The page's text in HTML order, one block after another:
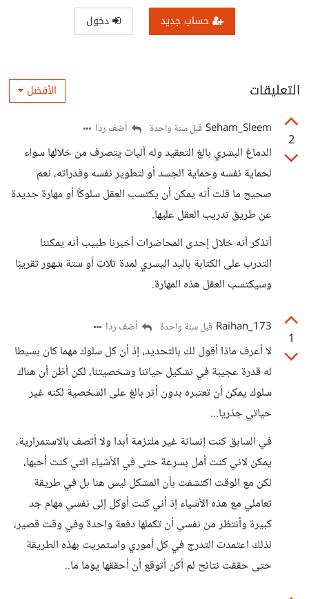
حساب جديد دخول
التعليقات الأفضل
2
Seham_Sleem قبل سنة واحدة أضف ردا
الدماغ البشري بالغ التعقيد وله آليات يتصرف من خلالها سواء
لحماية نفسه وحماية الجسد أو لتطوير نفسه وقدراته، نعم
صحيح ما قلت أنه يمكن أن يكتسب العقل سلوكًا أو مهارة جديدة
عن طريق تدريب العقل عليها.
أتذكر أنه خلال إحدى المحاضرات أخبرنا طبيب أنه يمكننا
التدرب على الكتابة باليد اليسري لمدة ثلاث أو ستة شهور تقريبًا
وسيكتسب العقل هذه المهارة.
1
Raihan_173 قبل سنة واحدة أضف ردا
لا أعرف ماذا أقول لك بالتحديد، إذ أن كل سلوك مهما كان بسيطا
له قدرة عجيبة في تشكيل حياتنا وشخصيتنا، لكن أظن أن هناك
سلوك يمكن أن تعتبره بدون أثر بالغ على الشخصية لكنه غير
حياتي جذريا...
في السابق كنت إنسانة غير ملتزمة أبدا ولا أتصف بالاستمرارية،
يمكن لاني كنت أمل بسرعة حتى في الأشياء التي كنت أحبها،
لكن مع الوقت اكتشفت بأن المشكل ليس هنا بل في طريقة
تعاملي مع هذه الأشياء إذ أني كنت أوكل إلى نفسي مهام جد
كبيرة وأنتظر من نفسي أن تكملها دفعة واحدة وفي وقت قصير،
لذلك اعتمدت التدرج في كل أموري واستمريت بهذه الطريقة
حتى حققت نتائح لم أكن أتوقع أن أحققها يوما ما..